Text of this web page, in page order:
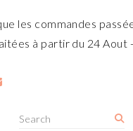
les commandes
à partir du 24 Aout